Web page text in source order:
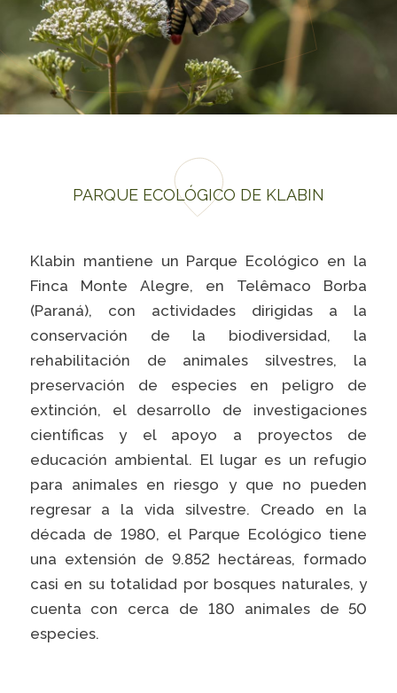
PARQUE ECOLÓGICO DE KLABIN
Klabin mantiene un Parque Ecológico en la
Finca Monte Alegre, en Telêmaco Borba
(Paraná), con actividades dirigidas a la
conservación de la biodiversidad, la
rehabilitación de animales silvestres, la
preservación de especies en peligro de
extinción, el desarrollo de investigaciones
científicas y el apoyo a proyectos de
educación ambiental. El lugar es un refugio
para animales en riesgo y que no pueden
regresar a la vida silvestre. Creado en la
década de 1980, el Parque Ecológico tiene
una extensión de 9.852 hectáreas, formado
casi en su totalidad por bosques naturales, y
cuenta con cerca de 180 animales de 50
especies.